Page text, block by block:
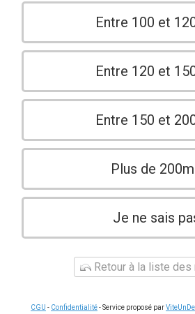
Entre 100 et
Entre 120 et
Entre 150 et
Plus de
Je ne sais
Retour à la liste des
CGU - Confidentialité- Service proposé par